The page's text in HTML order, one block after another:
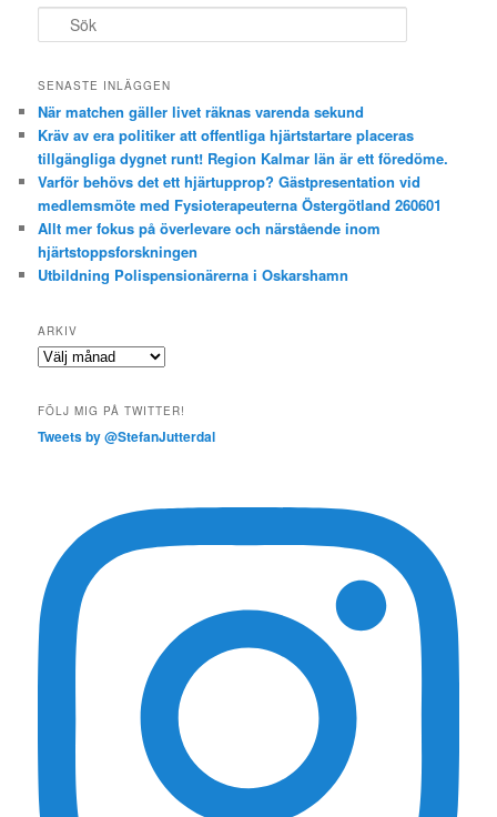
ö
SENASTE INLÄGGEN
När matchen gäller livet räknas varenda sekund
Kräv av era politiker att offentliga hjärtstartare placeras
tillgängliga dygnet runt! Region Kalmar län är ett föredöme.
Varför behövs det ett hjärtupprop? Gästpresentation vid
medlemsmöte med Fysioterapeuterna Östergötland 260601
Allt mer fokus på överlevare och närstående inom
hjärtstoppsforskningen
Utbildning Polispensionärerna i Oskarshamn
ARKIV
Arkiv
FÖLJ MIG PÅ TWITTER!
Tweets by @StefanJutterdal